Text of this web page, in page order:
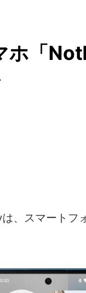
ホ「
、スマートフ